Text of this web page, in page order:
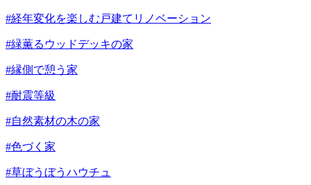
#経年変化を楽しむ戸建てリノベーション
#緑薫るウッドデッキの家
#縁側で憩う家
#耐震等級
#自然素材の木の家
#色づく家
#草ぼうぼうハウチュ